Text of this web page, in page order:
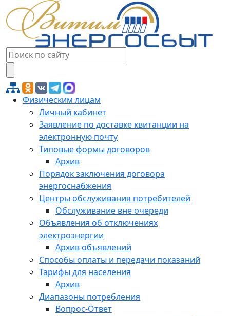
Физическим лицам
Личный кабинет
Заявление по доставке квитанции на
электронную почту
Типовые формы договоров
Архив
Порядок заключения договора
энергоснабжения
Центры обслуживания потребителей
Обслуживание вне очереди
Объявления об отключениях
электроэнергии
Архив объявлений
Способы оплаты и передачи показаний
Тарифы для населения
Архив
Диапазоны потребления
Вопрос-Ответ